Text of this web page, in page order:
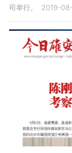
司举行。
2019-